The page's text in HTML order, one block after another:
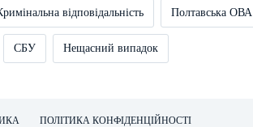
відповідальність Полтавська ОВА
СБУ Нещасний випадок
ПОЛІТИКА КОНФІДЕНЦІЙНОСТІ